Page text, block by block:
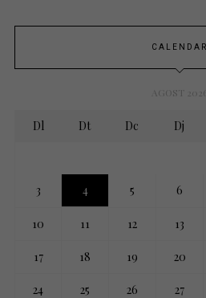
CALENDAR
AGOST
Dl Dt Dc Dj
3 4 5 6
10 11 12 13
17 18 19 20
24 25 26 27